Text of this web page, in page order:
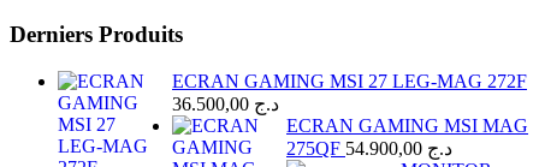
Derniers Produits
ECRAN GAMING MSI 27 LEG-MAG 272F
د.ج
ECRAN GAMING MSI MAG
275QF
د.ج